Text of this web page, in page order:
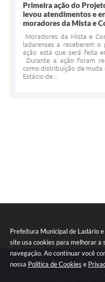
Prefeitura Municipal de Ladário e
site usa cookies para melhorar a
navegação. Ao continuar você
nossa Política de Cookies e
Primeira ação do
levou atendimentos e
moradores da Mista e
Moradores da Mista e
ladarenses a receberem
ação está que será feita
Durante a ação foram
como distribuição de muda
Estácio de...
Telefone: